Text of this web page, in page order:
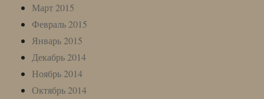
Март 2015
Февраль 2015
Январь 2015
Декабрь 2014
Ноябрь 2014
Октябрь 2014